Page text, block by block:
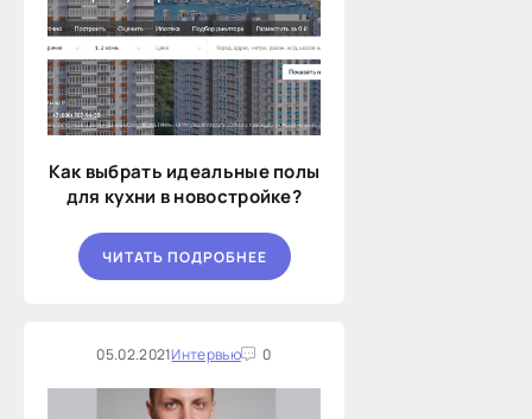
Как выбрать идеальные полы
для кухни в новостройке?
ЧИТАТЬ ПОДРОБНЕЕ
05.02.2021Интервью 0